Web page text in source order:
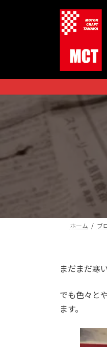
ス
キ
ン
に
ホーム ブ
まだまだ寒
でも色々と
ます。